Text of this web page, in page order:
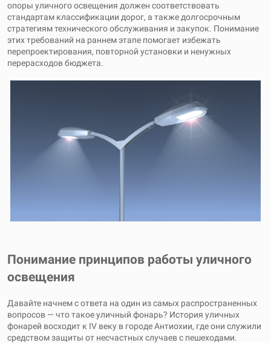
опоры уличного освещения должен соответствовать
стандартам классификации дорог, а также долгосрочным
стратегиям технического обслуживания и закупок. Понимание
этих требований на раннем этапе помогает избежать
перепроектирования, повторной установки и ненужных
перерасходов бюджета.
Понимание принципов работы уличного
освещения
Давайте начнем с ответа на один из самых распространенных
вопросов — что такое уличный фонарь? История уличных
фонарей восходит к IV веку в городе Антиохии, где они служили
средством защиты от несчастных случаев с пешеходами.